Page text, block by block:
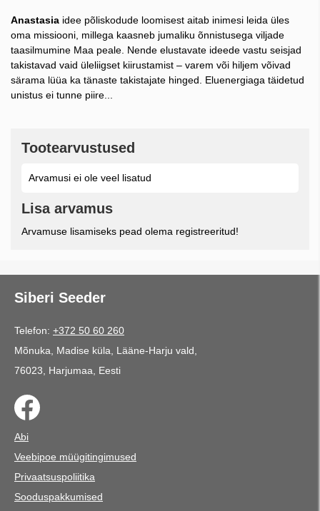
Anastasia idee põliskodude loomisest aitab inimesi leida üles
oma missiooni, millega kaasneb jumaliku õnnistusega viljade
taasilmumine Maa peale. Nende elustavate ideede vastu seisjad
takistavad vaid üleliigset kiirustamist – varem või hiljem võivad
särama lüüa ka tänaste takistajate hinged. Eluenergiaga täidetud
unistus ei tunne piire...
Tootearvustused
Arvamusi ei ole veel lisatud
Lisa arvamus
Arvamuse lisamiseks pead olema registreeritud!
Siberi Seeder
Telefon: +372 50 60 260
Mõnuka, Madise küla, Lääne-Harju vald,
76023, Harjumaa, Eesti
Abi
Veebipoe müügitingimused
Privaatsuspoliitika
Sooduspakkumised